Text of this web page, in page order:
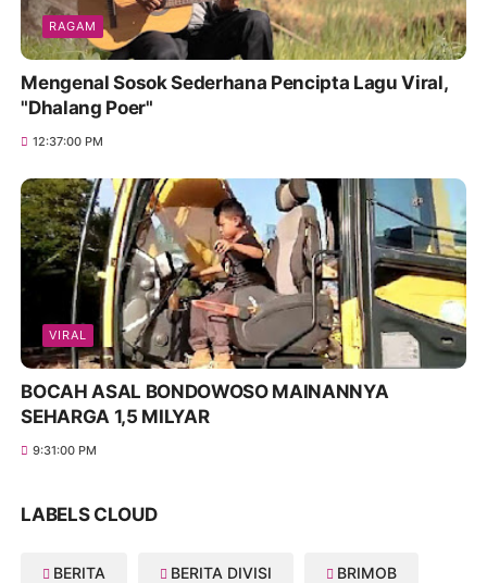
RAGAM
Mengenal Sosok Sederhana Pencipta Lagu Viral,
"Dhalang Poer"
12:37:00 PM
VIRAL
BOCAH ASAL BONDOWOSO MAINANNYA
SEHARGA 1,5 MILYAR
9:31:00 PM
LABELS CLOUD
BERITA BERITA DIVISI BRIMOB